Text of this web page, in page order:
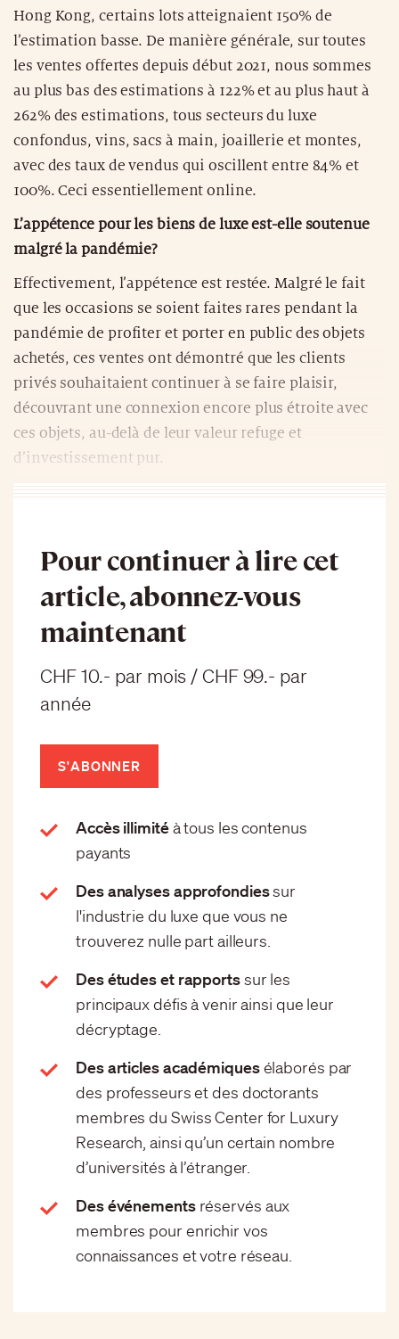
Hong Kong, certains lots atteignaient 150% de
l’estimation basse. De manière générale, sur toutes
les ventes offertes depuis début 2021, nous sommes
au plus bas des estimations à 122% et au plus haut à
262% des estimations, tous secteurs du luxe
confondus, vins, sacs à main, joaillerie et montes,
avec des taux de vendus qui oscillent entre 84% et
100%. Ceci essentiellement online.
L’appétence pour les biens de luxe est-elle soutenue
malgré la pandémie?
Effectivement, l’appétence est restée. Malgré le fait
que les occasions se soient faites rares pendant la
pandémie de profiter et porter en public des objets
achetés, ces ventes ont démontré que les clients
privés souhaitaient continuer à se faire plaisir,
découvrant une connexion encore plus étroite avec
ces objets, au-delà de leur valeur refuge et
d’investissement pur.
Pour continuer à lire cet
article, abonnez-vous
maintenant
CHF 10.- par mois / CHF 99.- par
année
S'ABONNER
Accès illimitéà tous les contenus
payants
Des analyses approfondiessur
l'industrie du luxe que vous ne
trouverez nulle part ailleurs.
Des études et rapportssur les
principaux défis à venir ainsi que leur
décryptage.
Des articles académiquesélaborés par
des professeurs et des doctorants
membres du Swiss Center for Luxury
Research, ainsi qu’un certain nombre
d’universités à l’étranger.
Des événementsréservés aux
membres pour enrichir vos
connaissances et votre réseau.